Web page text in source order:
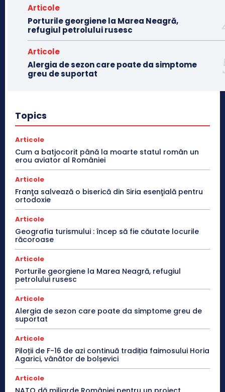
Articole
Porturile georgiene la Marea Neagră,
refugiul petrolului rusesc
Articole
Alergia de sezon care poate da simptome
greu de suportat
Topics
Articole
Cum a batjocorit până la moarte statul român un
erou aviator al României
Articole
Franţa salvează o biserică din Siria esenţială pentru
ortodoxie
Articole
Geografia turismului : încep să fie căutate locurile
răcoroase
Articole
Porturile georgiene la Marea Neagră, refugiul
petrolului rusesc
Articole
Alergia de sezon care poate da simptome greu de
suportat
Articole
Piloții de F-16 de azi continuă tradiția faimosului Horia
Agarici, vânător de bolșevici
Articole